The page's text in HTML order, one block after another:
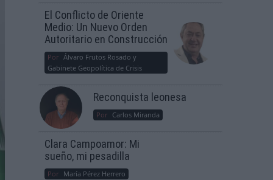
El Conflicto de Oriente
Medio: Un Nuevo Orden
Autoritario en Construcción
Por Álvaro Frutos Rosado y
Gabinete Geopolítica de Crisis
Reconquista leonesa
Por Carlos Miranda
Clara Campoamor: Mi
sueño, mi pesadilla
Por María Pérez Herrero